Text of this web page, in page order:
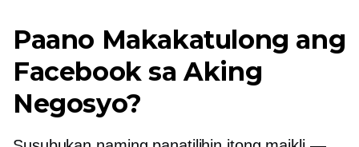
Paano Makakatulong ang
Facebook sa Aking
Negosyo?